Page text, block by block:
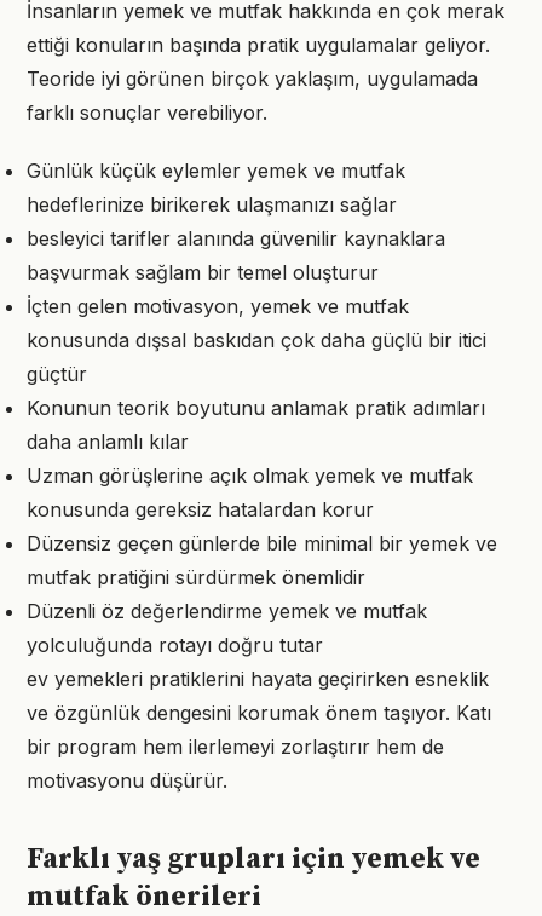
İnsanların yemek ve mutfak hakkında en çok merak
ettiği konuların başında pratik uygulamalar geliyor.
Teoride iyi görünen birçok yaklaşım, uygulamada
farklı sonuçlar verebiliyor.
Günlük küçük eylemler yemek ve mutfak
hedeflerinize birikerek ulaşmanızı sağlar
besleyici tarifler alanında güvenilir kaynaklara
başvurmak sağlam bir temel oluşturur
İçten gelen motivasyon, yemek ve mutfak
konusunda dışsal baskıdan çok daha güçlü bir itici
güçtür
Konunun teorik boyutunu anlamak pratik adımları
daha anlamlı kılar
Uzman görüşlerine açık olmak yemek ve mutfak
konusunda gereksiz hatalardan korur
Düzensiz geçen günlerde bile minimal bir yemek ve
mutfak pratiğini sürdürmek önemlidir
Düzenli öz değerlendirme yemek ve mutfak
yolculuğunda rotayı doğru tutar
ev yemekleri pratiklerini hayata geçirirken esneklik
ve özgünlük dengesini korumak önem taşıyor. Katı
bir program hem ilerlemeyi zorlaştırır hem de
motivasyonu düşürür.
Farklı yaş grupları için yemek ve
mutfak önerileri